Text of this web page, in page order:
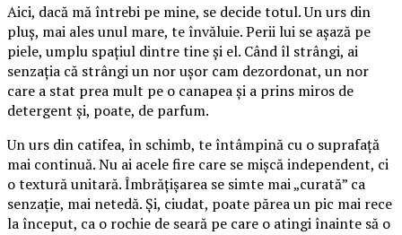
Aici, dacă mă întrebi pe mine, se decide totul. Un urs din
pluș, mai ales unul mare, te învăluie. Perii lui se așază pe
piele, umplu spațiul dintre tine și el. Când îl strângi, ai
senzația că strângi un nor ușor cam dezordonat, un nor
care a stat prea mult pe o canapea și a prins miros de
detergent și, poate, de parfum.
Un urs din catifea, în schimb, te întâmpină cu o suprafață
mai continuă. Nu ai acele fire care se mișcă independent, ci
o textură unitară. Îmbrățișarea se simte mai „curată” ca
senzație, mai netedă. Și, ciudat, poate părea un pic mai rece
la început, ca o rochie de seară pe care o atingi înainte să o